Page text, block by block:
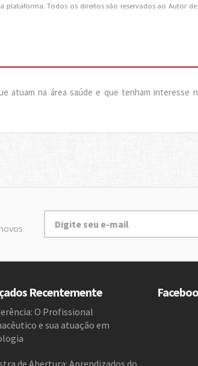
plataforma. Todos os direitos são reservados ao Autor de
atuam na área saúde e que tenham interesse
Recentemente
O Profissional
e sua atuação em
de Abertura: Aprendizados do